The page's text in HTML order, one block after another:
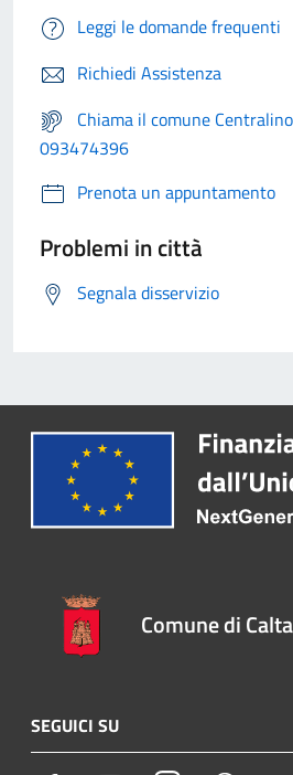
Leggi le domande frequenti
Richiedi Assistenza
Chiama il comune
093474396
Prenota un appuntamento
Problemi in città
Segnala disservizio
Comune di
SEGUICI SU